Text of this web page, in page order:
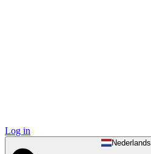
Log in
Nederlands